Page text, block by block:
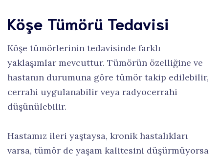
Köşe Tümörü Tedavisi
Köşe tümörlerinin tedavisinde farklı
yaklaşımlar mevcuttur. Tümörün özelliğine ve
hastanın durumuna göre tümör takip edilebilir,
cerrahi uygulanabilir veya radyocerrahi
düşünülebilir.
Hastamız ileri yaştaysa, kronik hastalıkları
varsa, tümör de yaşam kalitesini düşürmüyorsa